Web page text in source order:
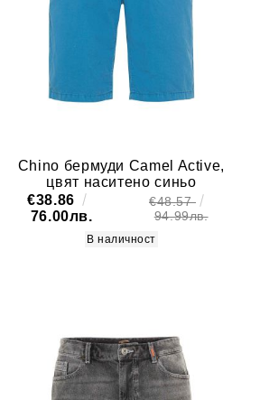
Chino бермуди Camel Active,
цвят наситено синьо
€38.86
76.00лв.
€48.57
94.99лв.
В наличност